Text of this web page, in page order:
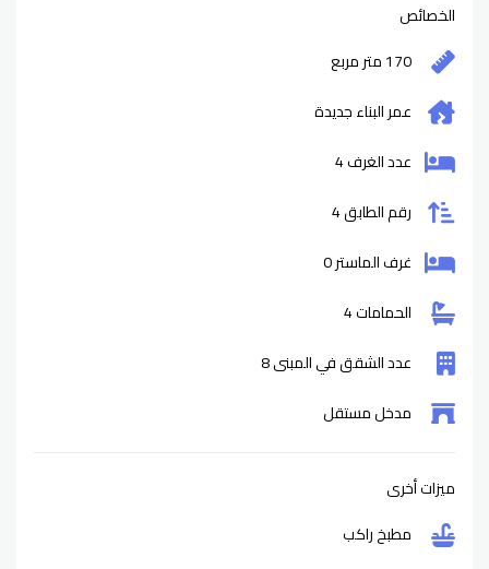
الخصائص
170 متر مربع
عمر البناءجديدة
عدد الغرف 4
رقم الطابق 4
غرف الماستر 0
الحمامات 4
عدد الشقق في المبنى 8
مدخل مستقل
ميزات أخرى
مطبخ راكب